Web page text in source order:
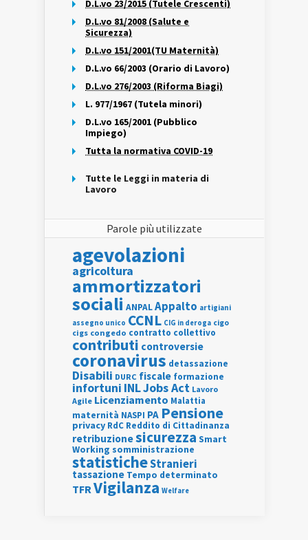
D.L.vo 23/2015 (Tutele Crescenti)
D.L.vo 81/2008 (Salute e
Sicurezza)
D.L.vo 151/2001(TU Maternità)
D.L.vo 66/2003 (Orario di Lavoro)
D.L.vo 276/2003 (Riforma Biagi)
L. 977/1967 (Tutela minori)
D.L.vo 165/2001 (Pubblico
Impiego)
Tutta la normativa COVID-19
Tutte le Leggi in materia di
Lavoro
Parole più utilizzate
agevolazioni
agricoltura
ammortizzatori
sociali ANPALAppalto artigiani
assegno unico CCNL CIG in deroga cigo
cigs congedo contratto collettivo
contributi controversie
coronavirus detassazione
Disabili DURC fiscale formazione
infortuni INLJobs Act Lavoro
Agile Licenziamento Malattia
maternità NASPI PA Pensione
privacy RdC Reddito di Cittadinanza
retribuzionesicurezza Smart
Working somministrazione
statisticheStranieri
tassazione Tempo determinato
TFRVigilanza Welfare